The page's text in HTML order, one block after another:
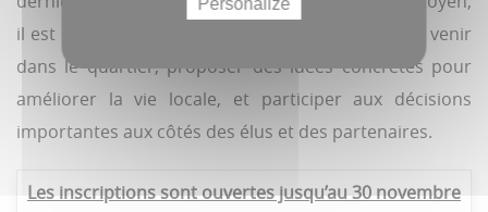
il est possible de donner un avis sur les projets à venir
dans le quartier, proposer des idées concrètes pour
améliorer la vie locale, et participer aux décisions
importantes aux côtés des élus et des partenaires.
Les inscriptions sont ouvertes jusqu’au 30 novembre